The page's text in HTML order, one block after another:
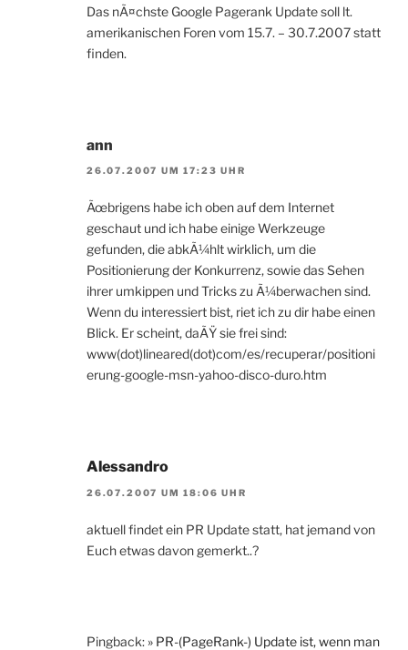
Das nÃ¤chste Google Pagerank Update soll lt.
amerikanischen Foren vom 15.7. – 30.7.2007 statt
finden.
ann
26.07.2007 UM 17:23 UHR
Ãœbrigens habe ich oben auf dem Internet
geschaut und ich habe einige Werkzeuge
gefunden, die abkÃ¼hlt wirklich, um die
Positionierung der Konkurrenz, sowie das Sehen
ihrer umkippen und Tricks zu Ã¼berwachen sind.
Wenn du interessiert bist, riet ich zu dir habe einen
Blick. Er scheint, daÃŸ sie frei sind:
www(dot)lineared(dot)com/es/recuperar/positioni
erung-google-msn-yahoo-disco-duro.htm
Alessandro
26.07.2007 UM 18:06 UHR
aktuell findet ein PR Update statt, hat jemand von
Euch etwas davon gemerkt..?
Pingback: » PR-(PageRank-) Update ist, wenn man